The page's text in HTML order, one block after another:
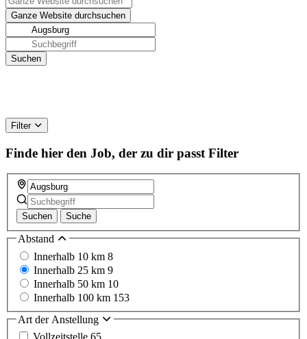
Filter
Finde hier den Job, der zu dir passt Filter
Suchen Suche
Abstand
Innerhalb 10 km 8
Innerhalb 25 km 9
Innerhalb 50 km 10
Innerhalb 100 km 153
Art der Anstellung